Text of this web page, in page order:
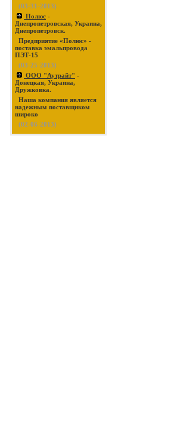
(03-31-2013)
Полюс -
Днепропетровская, Украина,
Днепропетровск.
Предприятие «Полюс» -
поставка эмальпровода
ПЭТ-15
(03-25-2013)
ООО "Аутрайт" -
Донецкая, Украина,
Дружковка.
Наша компания является
надежным поставщиком
широко
(02-06-2013)